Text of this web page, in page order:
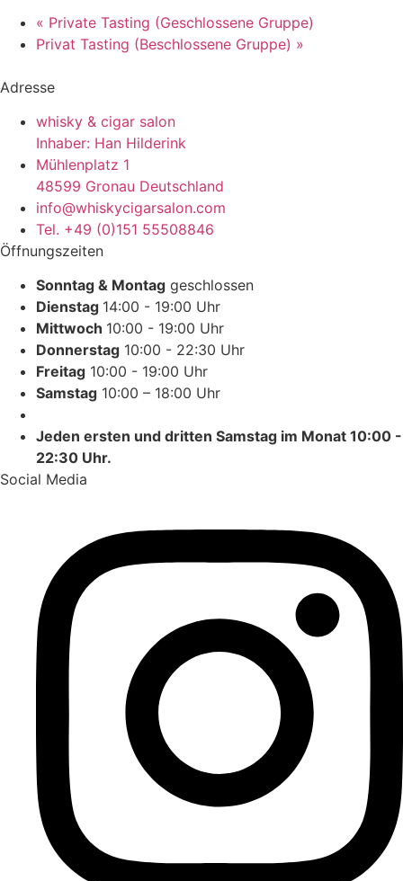
« Private Tasting (Geschlossene Gruppe)
Privat Tasting (Beschlossene Gruppe) »
Adresse
whisky & cigar salon
Inhaber: Han Hilderink
Mühlenplatz 1
48599 Gronau Deutschland
info@whiskycigarsalon.com
Tel. +49 (0)151 55508846
Öffnungszeiten
Sonntag & Montag geschlossen
Dienstag 14:00 - 19:00 Uhr
Mittwoch 10:00 - 19:00 Uhr
Donnerstag 10:00 - 22:30 Uhr
Freitag 10:00 - 19:00 Uhr
Samstag 10:00 – 18:00 Uhr
Jeden ersten und dritten Samstag im Monat 10:00 -
22:30 Uhr.
Social Media